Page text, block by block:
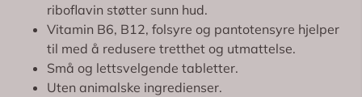
riboflavin støtter sunn hud.
Vitamin B6, B12, folsyre og pantotensyre hjelper
til med å redusere tretthet og utmattelse.
Små og lettsvelgende tabletter.
Uten animalske ingredienser.